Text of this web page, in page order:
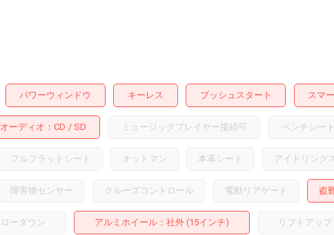
パワーウィンドウ キーレス プッシュスタート スマ
オーディオ CD SD ミュージックプレイヤー接続可 ベンチシート
フルフラットシート オットマン 本革シート アイドリング
障害物センサー クルーズコントロール 電動リアゲート 盗
ローダウン アルミホイール：社外 (15インチ) リフトアップ